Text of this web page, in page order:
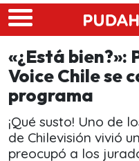
Skip to main content
«¿Está
Voice Chile se
programa
¡Qué susto! Uno de
de Chilevisión vivió
preocupó a los